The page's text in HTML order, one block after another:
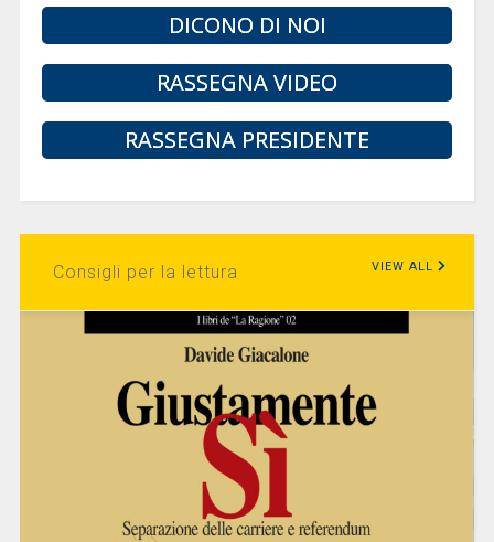
DICONO DI NOI
RASSEGNA VIDEO
RASSEGNA PRESIDENTE
Consigli per la lettura VIEW ALL